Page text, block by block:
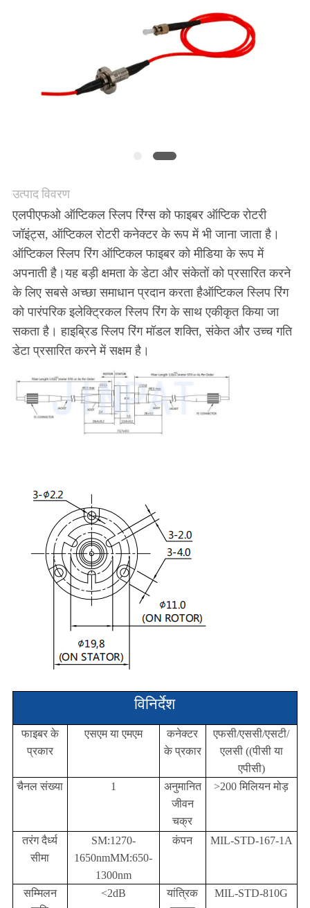
PRIVACY
POLICY
उत्पाद विवरण
एलपीएफओ ऑप्टिकल स्लिप रिंग्स को फाइबर ऑप्टिक रोटरी
जॉइंट्स, ऑप्टिकल रोटरी कनेक्टर के रूप में भी जाना जाता है।
ऑप्टिकल स्लिप रिंग ऑप्टिकल फाइबर को मीडिया के रूप में
अपनाती है।यह बड़ी क्षमता के डेटा और संकेतों को प्रसारित करने
के लिए सबसे अच्छा समाधान प्रदान करता हैऑप्टिकल स्लिप रिंग
को पारंपरिक इलेक्ट्रिकल स्लिप रिंग के साथ एकीकृत किया जा
सकता है। हाइब्रिड स्लिप रिंग मॉडल शक्ति, संकेत और उच्च गति
डेटा प्रसारित करने में सक्षम है।
विनिर्देश
फाइबर के
प्रकार
एसएम या एमएम
कनेक्टर
के प्रकार
एफसी/एससी/एसटी/
एलसी ((पीसी या
एपीसी)
चैनल संख्या
1
अनुमानित
जीवन
चक्र
>200 मिलियन मोड़
तरंग दैर्ध्य
सीमा
SM:1270-
1650nmMM:650-
1300nm
कंपन MIL-STD-167-1A
सम्मिलन
<2dB
यांत्रिक
MIL-STD-810G